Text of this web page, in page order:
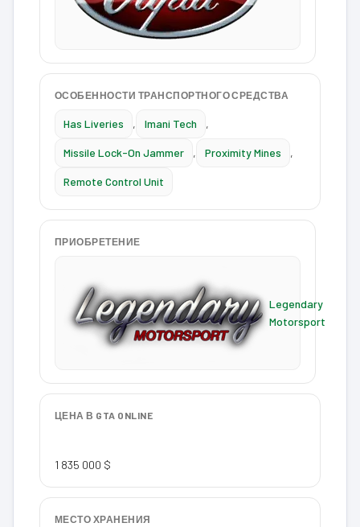
ОСОБЕННОСТИ ТРАНСПОРТНОГО СРЕДСТВА
Has Liveries , Imani Tech ,
Missile Lock-On Jammer , Proximity Mines ,
Remote Control Unit
ПРИОБРЕТЕНИЕ
Legendary
Motorsport
ЦЕНА В GTA ONLINE
1 835 000 $
МЕСТО ХРАНЕНИЯ